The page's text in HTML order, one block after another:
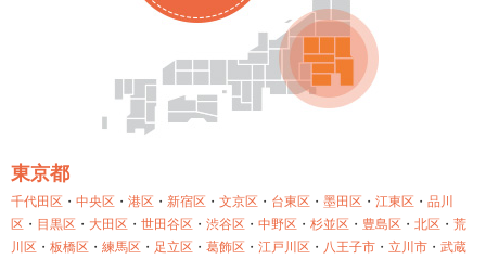
東京都
千代田区 ・ 中央区 ・ 港区 ・ 新宿区 ・ 文京区 ・ 台東区 ・ 墨田区 ・ 江東区 ・ 品川
区 ・ 目黒区 ・ 大田区 ・ 世田谷区 ・ 渋谷区 ・ 中野区 ・ 杉並区 ・ 豊島区 ・ 北区 ・ 荒
川区 ・ 板橋区 ・ 練馬区 ・ 足立区 ・ 葛飾区 ・ 江戸川区 ・ 八王子市 ・ 立川市 ・ 武蔵